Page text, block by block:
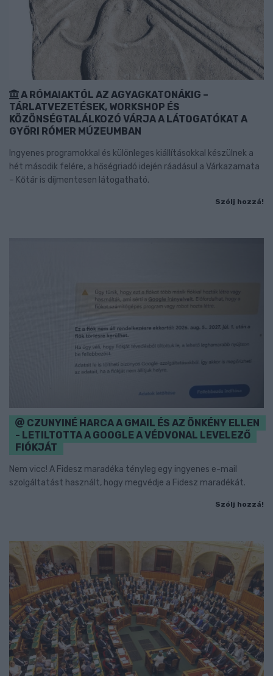
A RÓMAIAKTÓL AZ AGYAGKATONÁKIG –
TÁRLATVEZETÉSEK, WORKSHOP ÉS
KÖZÖNSÉGTALÁLKOZÓ VÁRJA A LÁTOGATÓKAT A
GYŐRI RÓMER MÚZEUMBAN
Ingyenes programokkal és különleges kiállításokkal készülnek a
hét második felére, a hőségriadó idején ráadásul a Várkazamata
– Kőtár is díjmentesen látogatható.
Szólj hozzá!
CZUNYINÉ HARCA A GMAIL ÉS AZ ÖNKÉNY ELLEN
- LETILTOTTA A GOOGLE A VÉDVONAL LEVELEZŐ
FIÓKJÁT
Nem vicc! A Fidesz maradéka tényleg egy ingyenes e-mail
szolgáltatást használt, hogy megvédje a Fidesz maradékát.
Szólj hozzá!